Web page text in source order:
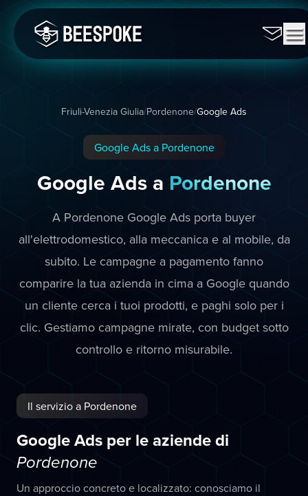
Friuli-Venezia Giulia/Pordenone/Google Ads
Google Ads a Pordenone
Google Ads a Pordenone
A Pordenone Google Ads porta buyer
all'elettrodomestico, alla meccanica e al mobile, da
subito. Le campagne a pagamento fanno
comparire la tua azienda in cima a Google quando
un cliente cerca i tuoi prodotti, e paghi solo per i
clic. Gestiamo campagne mirate, con budget sotto
controllo e ritorno misurabile.
Il servizio a Pordenone
Google Ads per le aziende di
Pordenone
Un approccio concreto e localizzato: conosciamo il